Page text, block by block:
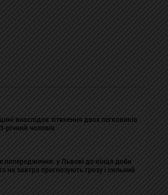
внаслідок зіткнення двох легковиків
річний чоловік
у Львові до кінця доби
на завтра прогнозують грозу і сильний